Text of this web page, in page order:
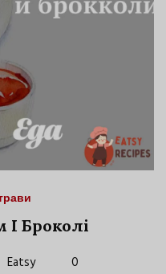
І Броколі
Eatsy 0